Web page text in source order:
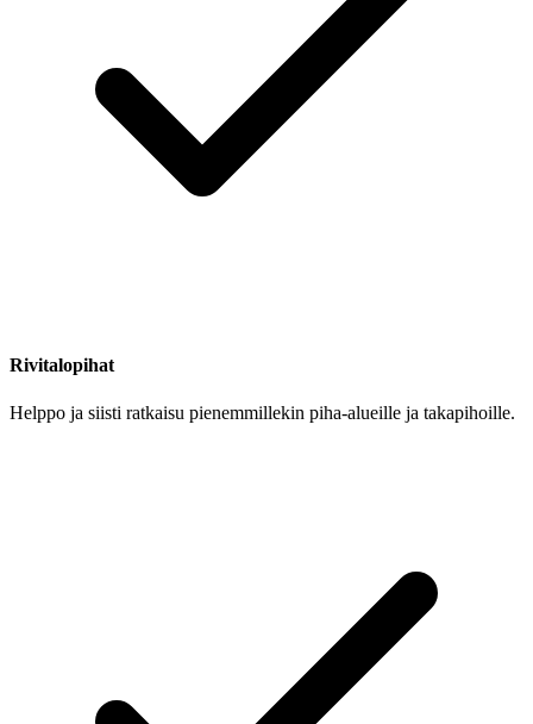
Rivitalopihat
Helppo ja siisti ratkaisu pienemmillekin piha-alueille ja takapihoille.